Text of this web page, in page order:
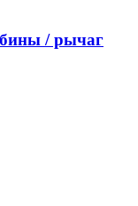
/ рычаг